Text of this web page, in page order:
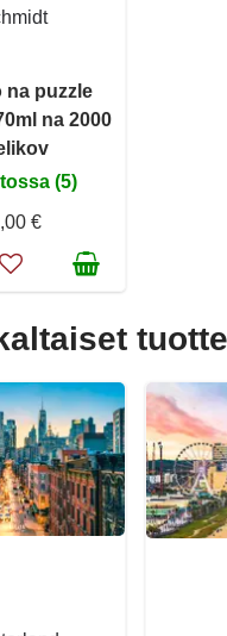
na puzzle
na 2000
(5)
€